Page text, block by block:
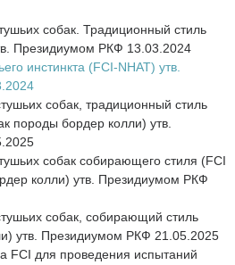
собак. Традиционный стиль
Президиумом РКФ 13.03.2024
инстинкта (FCI-NHAT) утв.
собак, традиционный стиль
породы бордер колли) утв.
собак собирающего стиля (FCI
колли) утв. Президиумом РКФ
собак, собирающий стиль
утв. Президиумом РКФ 21.05.2025
FCI для проведения испытаний